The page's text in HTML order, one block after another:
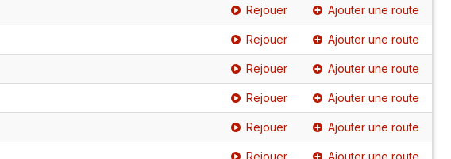
Rejouer Ajouter une route
Rejouer Ajouter une route
Rejouer Ajouter une route
Rejouer Ajouter une route
Rejouer Ajouter une route
Rejouer Ajouter une route